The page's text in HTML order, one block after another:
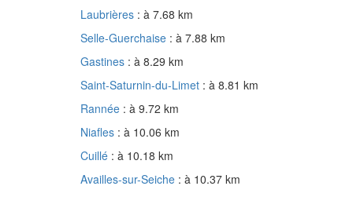
Laubrières : à 7.68 km
Selle-Guerchaise : à 7.88 km
Gastines : à 8.29 km
Saint-Saturnin-du-Limet : à 8.81 km
Rannée : à 9.72 km
Niafles : à 10.06 km
Cuillé : à 10.18 km
Availles-sur-Seiche : à 10.37 km